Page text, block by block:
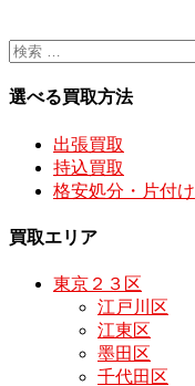
選べる買取方法
出張買取
持込買取
格安処分・片付け
買取エリア
東京２３区
江戸川区
江東区
墨田区
千代田区